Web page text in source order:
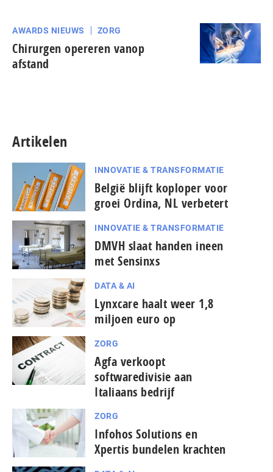
AWARDS NIEUWS ZORG
Chirurgen opereren vanop
afstand
Artikelen
INNOVATIE & TRANSFORMATIE
België blijft koploper voor
groei Ordina, NL verbetert
INNOVATIE & TRANSFORMATIE
DMVH slaat handen ineen
met Sensinxs
DATA & AI
Lynxcare haalt weer 1,8
miljoen euro op
ZORG
Agfa verkoopt
softwaredivisie aan
Italiaans bedrijf
ZORG
Infohos Solutions en
Xpertis bundelen krachten